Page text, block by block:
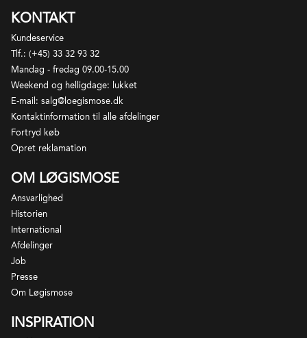
Château de la Jaubertie ligger i Bergerac, tæt ved
Monbazillac, hvor Bordeaux-druer får et mere
sydvestfransk udtryk med solmoden frugt, kalket
friskhed og en umiddelbar gastronomisk charme.
Slottets historie strækker sig langt tilbage: allerede i
middelalderen var Jaubertie et kendt len, og i 1500-
IV. Siden 1973 har Château de la Jaubertie været ejet
KONTAKT
Kundeservice
Tlf.: (+45) 33 32 93 32
Mandag - fredag 09.00-15.00
Weekend og helligdage: lukket
E-mail: salg@loegismose.dk
Kontaktinformation til alle afdelinger
Fortryd køb
Opret reklamation
OM LØGISMOSE
Ansvarlighed
Historien
International
Afdelinger
Job
Presse
Om Løgismose
INSPIRATION